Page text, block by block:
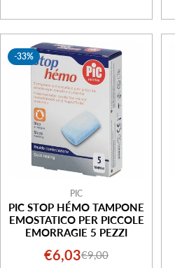
-33%
PIC
PIC STOP HÉMO TAMPONE
EMOSTATICO PER PICCOLE
EMORRAGIE 5 PEZZI
Prezzo
€6,03Prezzo
€9,00